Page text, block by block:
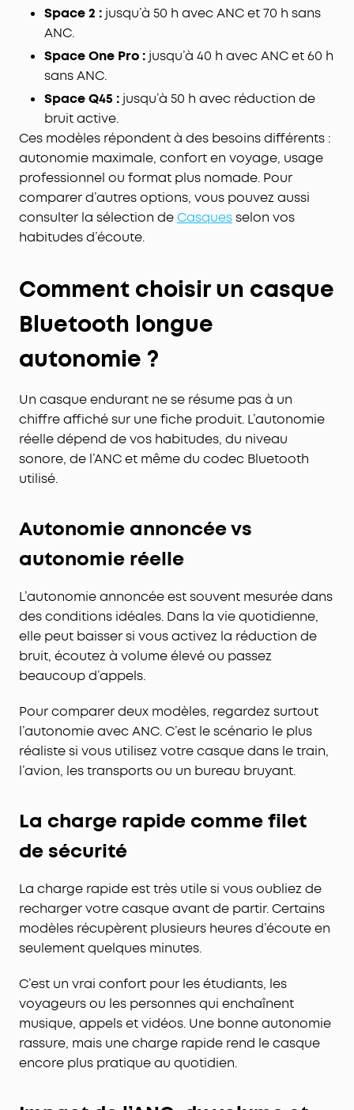
Space 2 : jusqu’à 50 h avec ANC et 70 h sans
ANC.
Space One Pro : jusqu’à 40 h avec ANC et 60 h
sans ANC.
Space Q45 : jusqu’à 50 h avec réduction de
bruit active.
Ces modèles répondent à des besoins différents :
autonomie maximale, confort en voyage, usage
professionnel ou format plus nomade. Pour
comparer d’autres options, vous pouvez aussi
consulter la sélection deCasquesselon vos
habitudes d’écoute.
Comment choisir un casque
Bluetooth longue
autonomie ?
Un casque endurant ne se résume pas à un
chiffre affiché sur une fiche produit. L’autonomie
réelle dépend de vos habitudes, du niveau
sonore, de l’ANC et même du codec Bluetooth
utilisé.
Autonomie annoncée vs
autonomie réelle
L’autonomie annoncée est souvent mesurée dans
des conditions idéales. Dans la vie quotidienne,
elle peut baisser si vous activez la réduction de
bruit, écoutez à volume élevé ou passez
beaucoup d’appels.
Pour comparer deux modèles, regardez surtout
l’autonomie avec ANC. C’est le scénario le plus
réaliste si vous utilisez votre casque dans le train,
l’avion, les transports ou un bureau bruyant.
La charge rapide comme filet
de sécurité
La charge rapide est très utile si vous oubliez de
recharger votre casque avant de partir. Certains
modèles récupèrent plusieurs heures d’écoute en
seulement quelques minutes.
C’est un vrai confort pour les étudiants, les
voyageurs ou les personnes qui enchaînent
musique, appels et vidéos. Une bonne autonomie
rassure, mais une charge rapide rend le casque
encore plus pratique au quotidien.